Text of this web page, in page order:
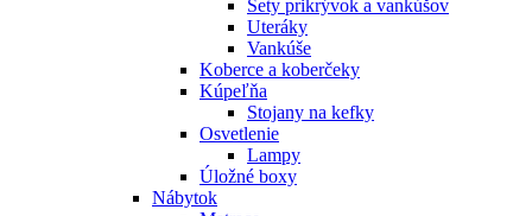
Sety prikrývok a vankúšov
Uteráky
Vankúše
Koberce a koberčeky
Kúpeľňa
Stojany na kefky
Osvetlenie
Lampy
Úložné boxy
Nábytok